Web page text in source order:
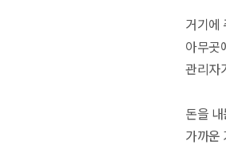
거기에
아무곳
관리자
돈을
가까운